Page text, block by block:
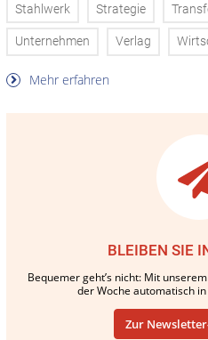
Stahlwerk Strategie
Unternehmen Verlag
Mehr erfahren
BLEIBEN SIE
Bequemer geht’s nicht: Mit
der Woche automatisch
Zur